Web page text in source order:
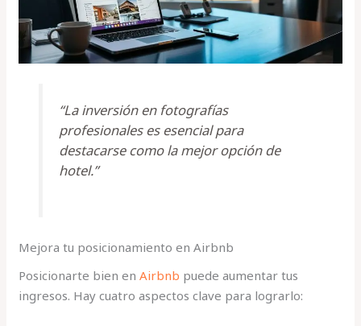
“La inversión en fotografías
profesionales es esencial para
destacarse como la mejor opción de
hotel.”
Mejora tu posicionamiento en Airbnb
Posicionarte bien enAirbnb puede aumentar tus
ingresos. Hay cuatro aspectos clave para lograrlo: